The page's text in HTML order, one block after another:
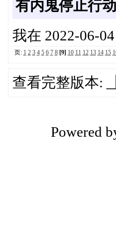
有内鬼停止行动
我在 2022-06-
页: 1 2 3 4 5 6 7 8 [9] 10 11 12 13 14 15
查看完整版本:
Powered